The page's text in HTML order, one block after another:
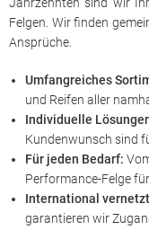
Felgen. Wir finden
Ansprüche.
Umfangreiches
und Reifen aller
Individuelle
Kundenwunsch sind
Für jeden Bedarf:
Performance-Felge
International
garantieren wir